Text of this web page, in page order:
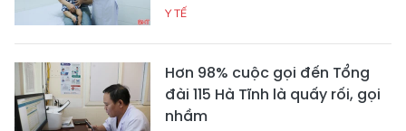
Y TẾ
Hơn 98% cuộc gọi đến Tổng
đài 115 Hà Tĩnh là quấy rối, gọi
nhầm